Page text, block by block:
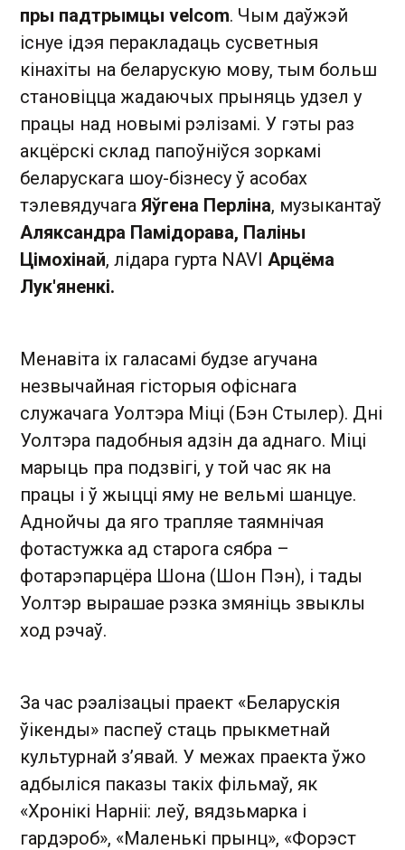
пры падтрымцы velcom. Чым даўжэй
існуе ідэя перакладаць сусветныя
кінахіты на беларускую мову, тым больш
становіцца жадаючых прыняць удзел у
працы над новымі рэлізамі. У гэты раз
акцёрскі склад папоўніўся зоркамі
беларускага шоу-бізнесу ў асобах
тэлевядучага Яўгена Перліна, музыкантаў
Аляксандра Памідорава, Паліны
Цімохінай, лідара гурта NAVI Арцёма
Лук'яненкі.
Менавіта іх галасамі будзе агучана
незвычайная гісторыя офіснага
служачага Уолтэра Міці (Бэн Стылер). Дні
Уолтэра падобныя адзін да аднаго. Міці
марыць пра подзвігі, у той час як на
працы і ў жыцці яму не вельмі шанцуе.
Аднойчы да яго трапляе таямнічая
фотастужка ад старога сябра –
фотарэпарцёра Шона (Шон Пэн), і тады
Уолтэр вырашае рэзка змяніць звыклы
ход рэчаў.
За час рэалізацыі праект «Беларускія
ўікенды» паспеў стаць прыкметнай
культурнай з’явай. У межах праекта ўжо
адбыліся паказы такіх фільмаў, як
«Хронікі Нарніі: леў, вядзьмарка і
гардэроб», «Маленькі прынц», «Форэст